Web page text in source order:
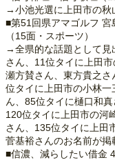
→小池光選に上田市の秋
■第51回県アマゴルフ 宮
（15面・スポーツ）
→全県的な話題として見
さん、11位タイに上田
瀬方賛さん、東方貴之
位タイに上田市の小林
ん、85位タイに樋口和
120位タイに上田市の河
さん、135位タイに上田
菅基裕さんのお名前が掲
■信濃、減らしたい借金